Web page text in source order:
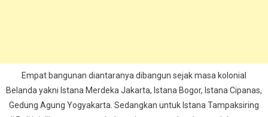
Empat bangunan diantaranya dibangun sejak masa kolonial
Belanda yakni Istana Merdeka Jakarta, Istana Bogor, Istana Cipanas,
Gedung Agung Yogyakarta. Sedangkan untuk Istana Tampaksiring